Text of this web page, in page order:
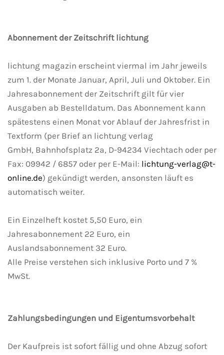
Abonnement der Zeitschrift lichtung
lichtung magazin erscheint viermal im Jahr jeweils
zum 1. der Monate Januar, April, Juli und Oktober. Ein
Jahresabonnement der Zeitschrift gilt für vier
Ausgaben ab Bestelldatum. Das Abonnement kann
spätestens einen Monat vor Ablauf der Jahresfrist in
Textform (per Brief an lichtung verlag
GmbH, Bahnhofsplatz 2a, D-94234 Viechtach oder per
Fax: 09942 / 6857 oder per E-Mail: lichtung-verlag@t-
online.de) gekündigt werden, ansonsten läuft es
automatisch weiter.
Ein Einzelheft kostet 5,50 Euro, ein
Jahresabonnement 22 Euro, ein
Auslandsabonnement 32 Euro.
Alle Preise verstehen sich inklusive Porto und 7 %
MwSt.
Zahlungsbedingungen und Eigentumsvorbehalt
Der Kaufpreis ist sofort fällig und ohne Abzug sofort